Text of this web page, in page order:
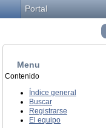
Portal
Menu
Contenido
Índice general
Buscar
Registrarse
El equipo